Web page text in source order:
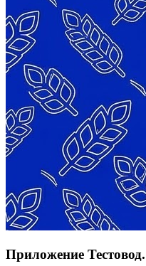
Приложение Тестовод.
Рассчитайте влажность и